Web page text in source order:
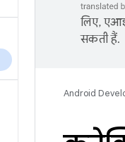
लिए,
सकती हैं.
Android